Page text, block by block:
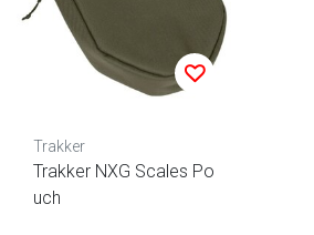
Trakker
Trakker NXG Scales Po
uch